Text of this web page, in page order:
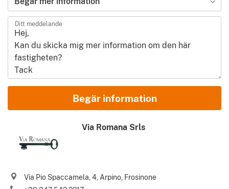
Ditt meddelande
Namn och Efternamn
Jag godkänner era Användarvillkor
Begär information
Via Romana Srls
Via Pio Spaccamela, 4, Arpino, Frosinone